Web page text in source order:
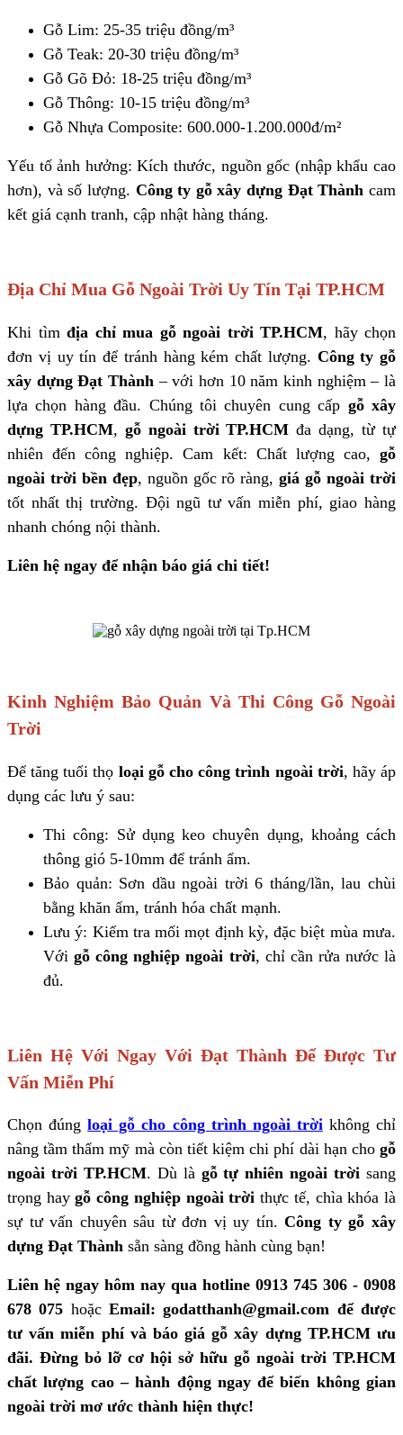
Gỗ Lim: 25-35 triệu đồng/m³
Gỗ Teak: 20-30 triệu đồng/m³
Gỗ Gõ Đỏ: 18-25 triệu đồng/m³
Gỗ Thông: 10-15 triệu đồng/m³
Gỗ Nhựa Composite: 600.000-1.200.000đ/m²
Yếu tố ảnh hưởng: Kích thước, nguồn gốc (nhập khẩu cao
hơn), và số lượng. Công ty gỗ xây dựng Đạt Thành cam
kết giá cạnh tranh, cập nhật hàng tháng.
Địa Chỉ Mua Gỗ Ngoài Trời Uy Tín Tại TP.HCM
Khi tìm địa chỉ mua gỗ ngoài trời TP.HCM, hãy chọn
đơn vị uy tín để tránh hàng kém chất lượng. Công ty gỗ
xây dựng Đạt Thành – với hơn 10 năm kinh nghiệm – là
lựa chọn hàng đầu. Chúng tôi chuyên cung cấp gỗ xây
dựng TP.HCM, gỗ ngoài trời TP.HCM đa dạng, từ tự
nhiên đến công nghiệp. Cam kết: Chất lượng cao, gỗ
ngoài trời bền đẹp, nguồn gốc rõ ràng,giá gỗ ngoài trời
tốt nhất thị trường. Đội ngũ tư vấn miễn phí, giao hàng
nhanh chóng nội thành.
Liên hệ ngay để nhận báo giá chi tiết!
Kinh Nghiệm Bảo Quản Và Thi Công Gỗ Ngoài
Trời
Để tăng tuổi thọ loại gỗ cho công trình ngoài trời, hãy áp
dụng các lưu ý sau:
Thi công: Sử dụng keo chuyên dụng, khoảng cách
thông gió 5-10mm để tránh ẩm.
Bảo quản: Sơn dầu ngoài trời 6 tháng/lần, lau chùi
bằng khăn ẩm, tránh hóa chất mạnh.
Lưu ý: Kiểm tra mối mọt định kỳ, đặc biệt mùa mưa.
Vớigỗ công nghiệp ngoài trời, chỉ cần rửa nước là
đủ.
Liên Hệ Với Ngay Với Đạt Thành Để Được Tư
Vấn Miễn Phí
Chọn đúngloại gỗ cho công trình ngoài trờikhông chỉ
nâng tầm thẩm mỹ mà còn tiết kiệm chi phí dài hạn cho gỗ
ngoài trời TP.HCM. Dù là gỗ tự nhiên ngoài trời sang
trọng haygỗ công nghiệp ngoài trời thực tế, chìa khóa là
sự tư vấn chuyên sâu từ đơn vị uy tín.Công ty gỗ xây
dựng Đạt Thành sẵn sàng đồng hành cùng bạn!
Liên hệ ngay hôm nay qua hotline 0913 745 306 - 0908
678 075 hoặcEmail: godatthanh@gmail.com để được
tư vấn miễn phí và báo giágỗ xây dựng TP.HCMưu
đãi. Đừng bỏ lỡ cơ hội sở hữu gỗ ngoài trời TP.HCM
chất lượng cao – hành động ngay để biến không gian
ngoài trời mơ ước thành hiện thực!